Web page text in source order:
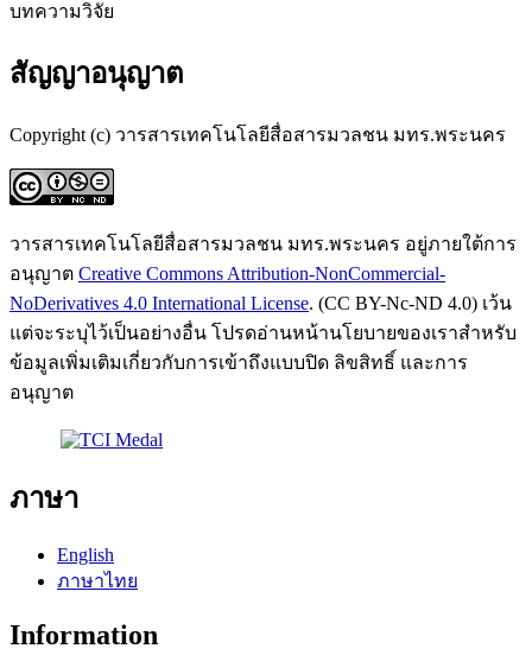
บทความวิจัย
สัญญาอนุญาต
Copyright (c) วารสารเทคโนโลยีสื่อสารมวลชน มทร.พระนคร
วารสารเทคโนโลยีสื่อสารมวลชน มทร.พระนคร อยู่ภายใต้การ
อนุญาต Creative Commons Attribution-NonCommercial-
NoDerivatives 4.0 International License. (CC BY-Nc-ND 4.0) เว้น
แต่จะระบุไว้เป็นอย่างอื่น โปรดอ่านหน้านโยบายของเราสำหรับ
ข้อมูลเพิ่มเติมเกี่ยวกับการเข้าถึงแบบปิด ลิขสิทธิ์ และการ
อนุญาต
ภาษา
English
ภาษาไทย
Information